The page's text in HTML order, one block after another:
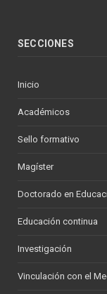
SECCIONES
Inicio
Académicos
Sello formativo
Magíster
Doctorado en
Educación continua
Investigación
Vinculación con el